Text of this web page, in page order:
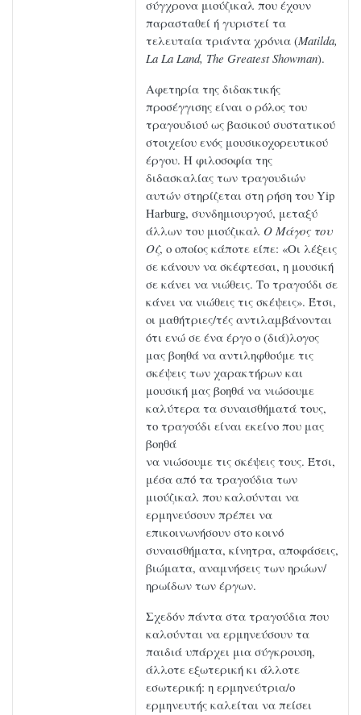
σύγχρονα μιούζικαλ που έχουν
παρασταθεί ή γυριστεί τα
τελευταία τριάντα χρόνια (Matilda,
La La Land, The Greatest Showman).
Αφετηρία της διδακτικής
προσέγγισης είναι ο ρόλος του
τραγουδιού ως βασικού συστατικού
στοιχείου ενός μουσικοχορευτικού
έργου. Η φιλοσοφία της
διδασκαλίας των τραγουδιών
αυτών στηρίζεται στη ρήση του Yip
Harburg, συνδημιουργού, μεταξύ
άλλων του μιούζικαλ Ο Μάγος του
Οζ, ο οποίος κάποτε είπε: «Οι λέξεις
σε κάνουν να σκέφτεσαι, η μουσική
σε κάνει να νιώθεις. Το τραγούδι σε
κάνει να νιώθεις τις σκέψεις». Έτσι,
οι μαθήτριες/τές αντιλαμβάνονται
ότι ενώ σε ένα έργο ο (διά)λογος
μας βοηθά να αντιληφθούμε τις
σκέψεις των χαρακτήρων και
μουσική μας βοηθά να νιώσουμε
καλύτερα τα συναισθήματά τους,
το τραγούδι είναι εκείνο που μας
βοηθά
να νιώσουμε τις σκέψεις τους. Έτσι,
μέσα από τα τραγούδια των
μιούζικαλ που καλούνται να
ερμηνεύσουν πρέπει να
επικοινωνήσουν στο κοινό
συναισθήματα, κίνητρα, αποφάσεις,
βιώματα, αναμνήσεις των ηρώων/
ηρωίδων των έργων.
Σχεδόν πάντα στα τραγούδια που
καλούνται να ερμηνεύσουν τα
παιδιά υπάρχει μια σύγκρουση,
άλλοτε εξωτερική κι άλλοτε
εσωτερική: η ερμηνεύτρια/ο
ερμηνευτής καλείται να πείσει